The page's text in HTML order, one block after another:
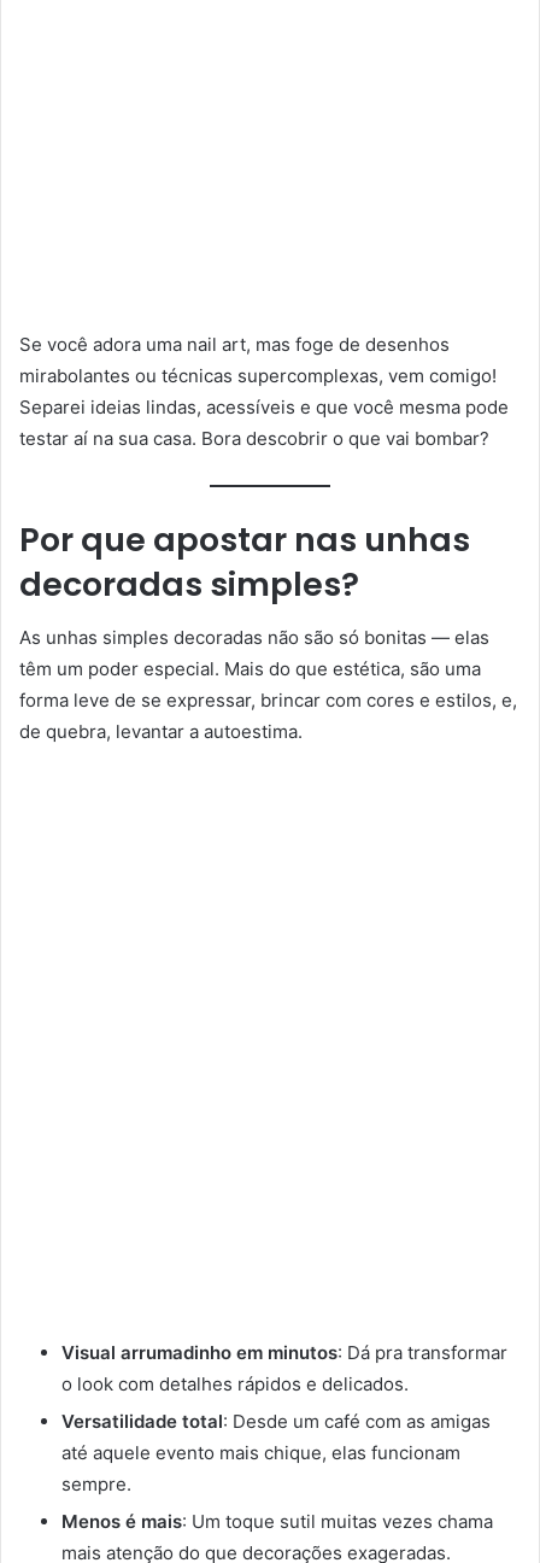
Se você adora uma nail art, mas foge de desenhos
mirabolantes ou técnicas supercomplexas, vem comigo!
Separei ideias lindas, acessíveis e que você mesma pode
testar aí na sua casa. Bora descobrir o que vai bombar?
Por que apostar nas unhas
decoradas simples?
As unhas simples decoradas não são só bonitas — elas
têm um poder especial. Mais do que estética, são uma
forma leve de se expressar, brincar com cores e estilos, e,
de quebra, levantar a autoestima.
Visual arrumadinho em minutos: Dá pra transformar
o look com detalhes rápidos e delicados.
Versatilidade total: Desde um café com as amigas
até aquele evento mais chique, elas funcionam
sempre.
Menos é mais: Um toque sutil muitas vezes chama
mais atenção do que decorações exageradas.